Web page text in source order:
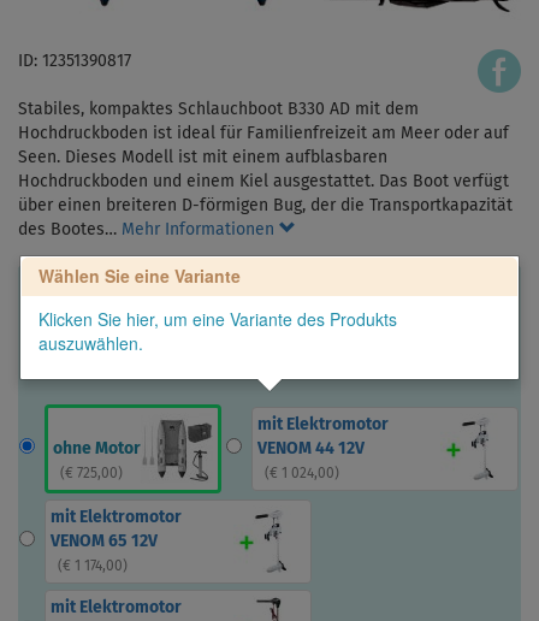
ID: 12351390817
Stabiles, kompaktes Schlauchboot B330 AD mit dem
Hochdruckboden ist ideal für Familienfreizeit am Meer oder auf
Seen. Dieses Modell ist mit einem aufblasbaren
Hochdruckboden und einem Kiel ausgestattet. Das Boot verfügt
über einen breiteren D-förmigen Bug, der die Transportkapazität
des Bootes… Mehr Informationen
Wählen Sie eine Variante
Klicken Sie hier, um eine Variante des Produkts
auszuwählen.
ohne Motor
( € 725,00)
mit Elektromotor
VENOM 44 12V
( € 1 024,00)
mit Elektromotor
VENOM 65 12V
( € 1 174,00)
mit Elektromotor